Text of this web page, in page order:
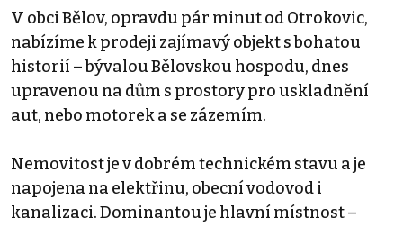
V obci Bělov, opravdu pár minut od Otrokovic,
nabízíme k prodeji zajímavý objekt s bohatou
historií – bývalou Bělovskou hospodu, dnes
upravenou na dům s prostory pro uskladnění
aut, nebo motorek a se zázemím.
Nemovitost je v dobrém technickém stavu a je
napojena na elektřinu, obecní vodovod i
kanalizaci. Dominantou je hlavní místnost –